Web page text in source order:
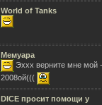
World of Tanks
Мемуара
Эххх верните мне мой -
2008ой(((
DICE просит помощи у